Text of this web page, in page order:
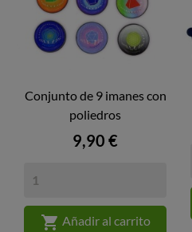
Conjunto de 9 imanes con
poliedros
Precio
9,90 €
 Añadir al carrito